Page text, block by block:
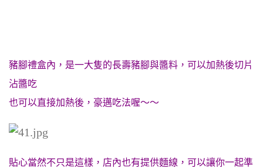
豬腳禮盒內，是一大隻的長壽豬腳與醬料，可以加熱後切片
沾醬吃
也可以直接加熱後，豪邁吃法喔～～
貼心當然不只是這樣，店內也有提供麵線，可以讓你一起準